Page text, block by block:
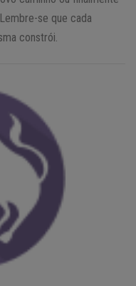
se que cada
constrói.